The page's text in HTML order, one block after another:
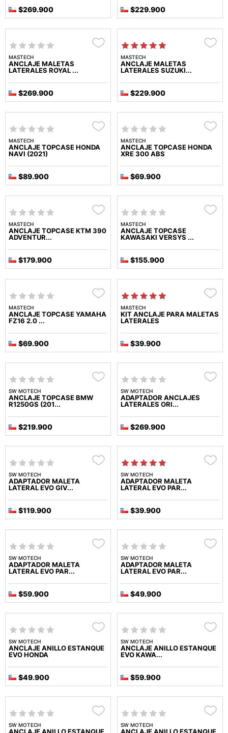
$269.900 $229.900
MASTECH
ANCLAJE MALETAS
LATERALES ROYAL ...
$269.900
MASTECH
ANCLAJE MALETAS
LATERALES SUZUKI...
$229.900
MASTECH
ANCLAJE TOPCASE HONDA
NAVI (2021)
$89.900
MASTECH
ANCLAJE TOPCASE HONDA
XRE 300 ABS
$69.900
MASTECH
ANCLAJE TOPCASE KTM 390
ADVENTUR...
$179.900
MASTECH
ANCLAJE TOPCASE
KAWASAKI VERSYS ...
$155.900
MASTECH
ANCLAJE TOPCASE YAMAHA
FZ16 2.0 ...
$69.900
MASTECH
KIT ANCLAJE PARA MALETAS
LATERALES
$39.900
SW MOTECH
ANCLAJE TOPCASE BMW
R1250GS (201...
$219.900
SW MOTECH
ADAPTADOR ANCLAJES
LATERALES ORI...
$269.900
SW MOTECH
ADAPTADOR MALETA
LATERAL EVO GIV...
$119.900
SW MOTECH
ADAPTADOR MALETA
LATERAL EVO PAR...
$39.900
SW MOTECH
ADAPTADOR MALETA
LATERAL EVO PAR...
$59.900
SW MOTECH
ADAPTADOR MALETA
LATERAL EVO PAR...
$49.900
SW MOTECH
ANCLAJE ANILLO ESTANQUE
EVO HONDA
$49.900
SW MOTECH
ANCLAJE ANILLO ESTANQUE
EVO KAWA...
$59.900
SW MOTECH SW MOTECH